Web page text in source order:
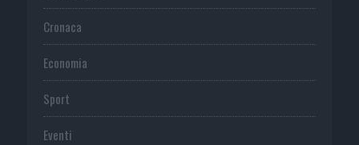
Cronaca
Economia
Sport
Eventi